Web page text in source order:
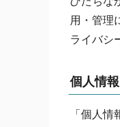
用・管理
ライバシ
個人情
「個人